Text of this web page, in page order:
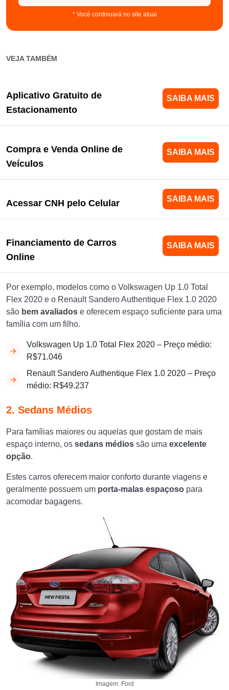
* Você continuará no site atual
VEJA TAMBÉM
Aplicativo Gratuito de
Estacionamento
SAIBA MAIS
Compra e Venda Online de
Veículos
SAIBA MAIS
Acessar CNH pelo Celular SAIBA MAIS
Financiamento de Carros
Online
SAIBA MAIS
Por exemplo, modelos como o Volkswagen Up 1.0 Total
Flex 2020 e o Renault Sandero Authentique Flex 1.0 2020
são bem avaliados e oferecem espaço suficiente para uma
família com um filho.
Volkswagen Up 1.0 Total Flex 2020 – Preço médio:
R$71.046
Renault Sandero Authentique Flex 1.0 2020 – Preço
médio: R$49.237
2. Sedans Médios
Para famílias maiores ou aquelas que gostam de mais
espaço interno, os sedans médios são uma excelente
opção.
Estes carros oferecem maior conforto durante viagens e
geralmente possuem um porta-malas espaçoso para
acomodar bagagens.
Imagem: Ford